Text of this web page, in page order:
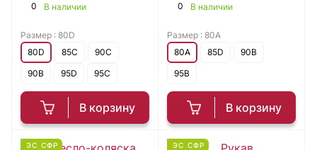
0 В наличии
В корзину
Размер : 80D
80D
85C
90C
90B
95D 95C
0 В наличии
В корзину
Размер : 80A
80A
85D
90B
95B
ЭС СФР ЭС СФР